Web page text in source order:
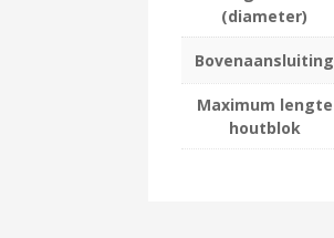
(diameter)
Bovenaansluiting
Maximum lengte
houtblok